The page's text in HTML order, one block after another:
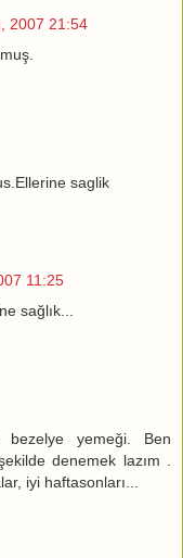
2007 21:54
saglik
11:25
sağlık...
bezelye yemeği. Ben
denemek lazım .
iyi haftasonları...